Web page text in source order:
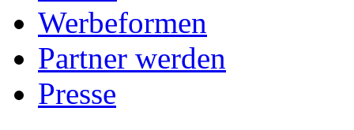
Werbeformen
Partner werden
Presse